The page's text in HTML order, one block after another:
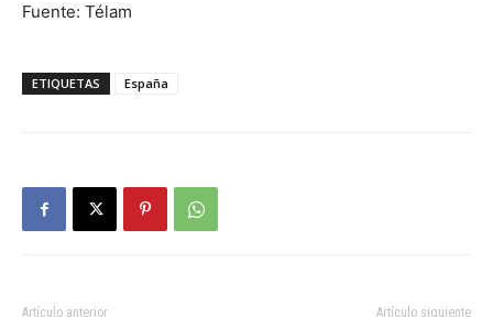
Fuente: Télam
ETIQUETAS España
Artículo anterior Artículo siguiente